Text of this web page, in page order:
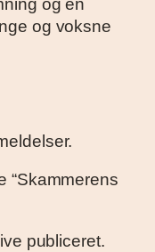
og voksne
“Skammerens
publiceret.